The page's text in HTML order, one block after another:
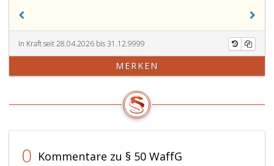
4
5
zu
Jahren
mit
Bezug
eine
Schusswaffen
Kriegsmaterial
Paragraph
5,
Absatz
eins,)
anzuwenden.
eine
zur
151,
3,
abgelieferte
Waffen
oder
Gegenstände
als
verfallen.
Sie
sind
Betroffenen
In Kraft seit 28.04.2026 bis 31.12.9999
MERKEN
0 Kommentare zu § 50 WaffG